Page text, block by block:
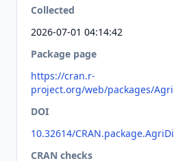
Collected
2026-07-01 04:14:42
Package page
https://cran.r-
project.org/web/packages/
DOI
10.32614/
CRAN checks